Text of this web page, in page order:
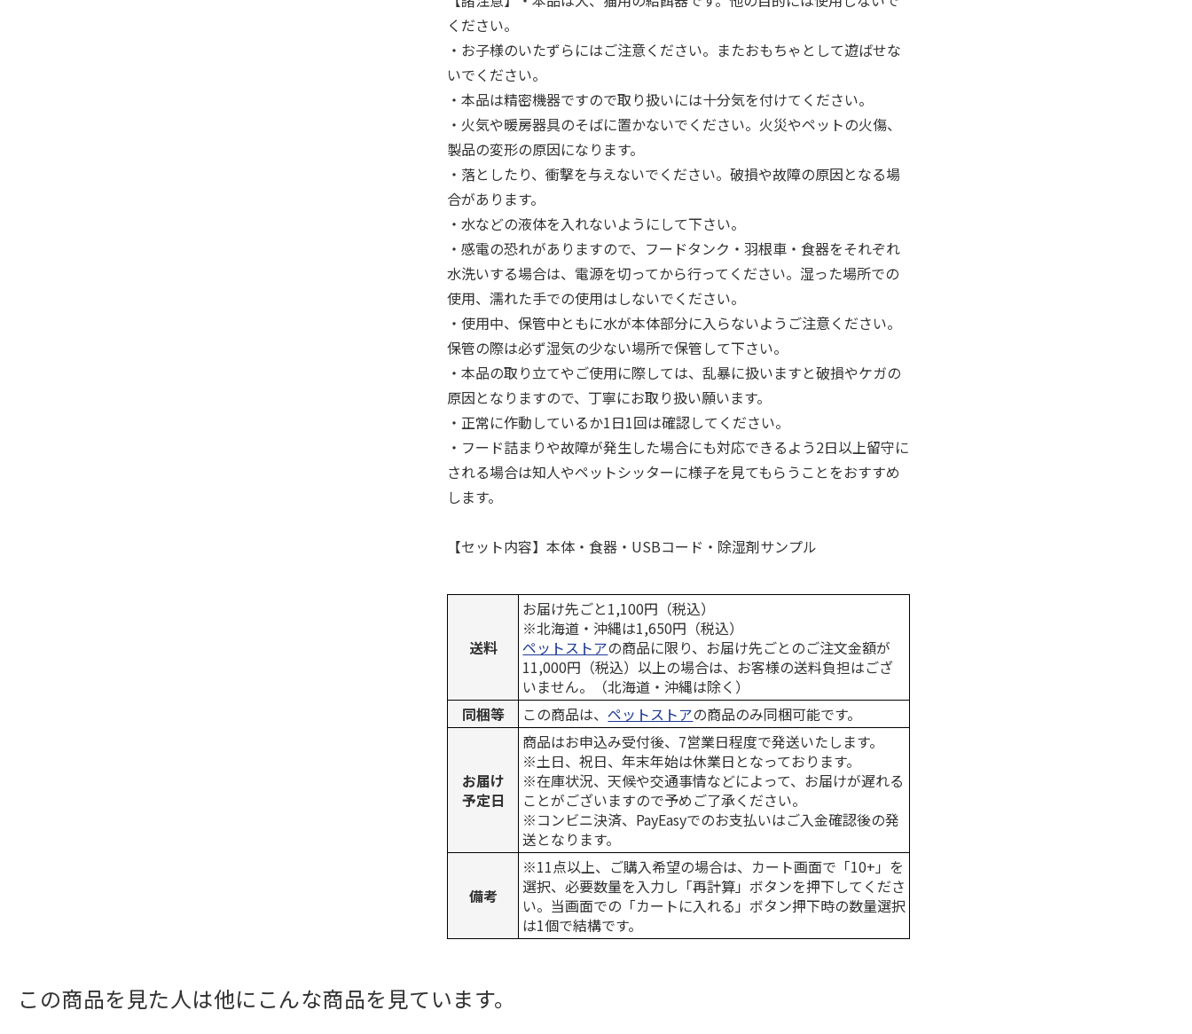
ください。
・お子様のいたずらにはご注意ください。またおもちゃとして遊ばせな
いでください。
・本品は精密機器ですので取り扱いには十分気を付けてください。
・火気や暖房器具のそばに置かないでください。火災やペットの火傷、
製品の変形の原因になります。
・落としたり、衝撃を与えないでください。破損や故障の原因となる場
合があります。
・水などの液体を入れないようにして下さい。
・感電の恐れがありますので、フードタンク・羽根車・食器をそれぞれ
水洗いする場合は、電源を切ってから行ってください。湿った場所での
使用、濡れた手での使用はしないでください。
・使用中、保管中ともに水が本体部分に入らないようご注意ください。
保管の際は必ず湿気の少ない場所で保管して下さい。
・本品の取り立てやご使用に際しては、乱暴に扱いますと破損やケガの
原因となりますので、丁寧にお取り扱い願います。
・正常に作動しているか1日1回は確認してください。
・フード詰まりや故障が発生した場合にも対応できるよう2日以上留守に
される場合は知人やペットシッターに様子を見てもらうことをおすすめ
します。
【セット内容】本体・食器・USBコード・除湿剤サンプル
送料
お届け先ごと1,100円（税込）
※北海道・沖縄は1,650円（税込）
ペットストアの商品に限り、お届け先ごとのご注文金額が
11,000円（税込）以上の場合は、お客様の送料負担はござ
いません。（北海道・沖縄は除く）
同梱等
この商品は、ペットストアの商品のみ同梱可能です。
お届け
予定日
商品はお申込み受付後、7営業日程度で発送いたします。
※土日、祝日、年末年始は休業日となっております。
※在庫状況、天候や交通事情などによって、お届けが遅れる
ことがございますので予めご了承ください。
※コンビニ決済、PayEasyでのお支払いはご入金確認後の発
送となります。
備考
※11点以上、ご購入希望の場合は、カート画面で「10+」を
選択、必要数量を入力し「再計算」ボタンを押下してくださ
い。当画面での「カートに入れる」ボタン押下時の数量選択
は1個で結構です。
この商品を見た人は他にこんな商品を見ています。